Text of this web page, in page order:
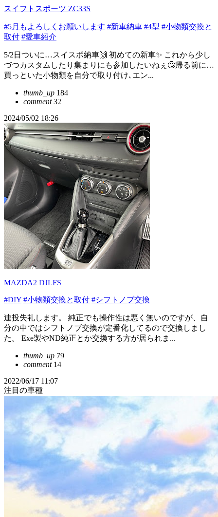
スイフトスポーツ ZC33S
#5月もよろしくお願いします #新車納車 #4型 #小物類交換と
取付 #愛車紹介
5/2日ついに…スイスポ納車🙌 初めての新車✨ これから少し
づつカスタムしたり集まりにも参加したいねぇ🙄帰る前に…
買っといた小物類を自分で取り付け､エン...
thumb_up 184
comment32
2024/05/02 18:26
MAZDA2 DJLFS
#DIY #小物類交換と取付 #シフトノブ交換
連投失礼します。 純正でも操作性は悪く無いのですが、自
分の中ではシフトノブ交換が定番化してるので交換しまし
た。 Exe製やND純正とか交換する方が居られま...
thumb_up 79
comment14
2022/06/17 11:07
注目の車種